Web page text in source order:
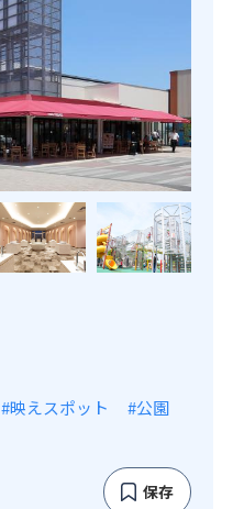
#映えスポット
#公園
保存